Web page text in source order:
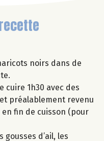
noirs dans de
cuire 1h30 avec des
préalablement revenu
en fin de cuisson (pour
gousses d’ail, les